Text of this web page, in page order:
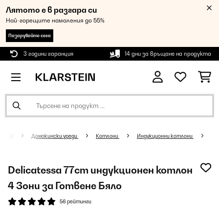
Лятото е в разгара си
Най-горещите намаления до 55%
Пазарувайте сега
3 години гаранция 14 дни за връщане на продукта
Домакински уреди Котлони Индукционни котлони
Delicatessa 77cm индукционен котлон
4 Зони за Готвене Бяло
56 рейтинги